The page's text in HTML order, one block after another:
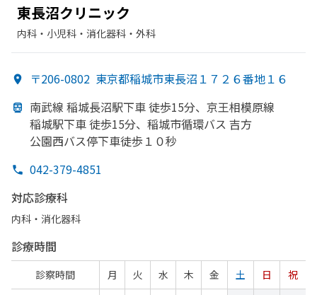
東長沼クリニック
内科・​小児科・​消化器科・​外科
〒206-0802 東京都稲城市東長沼１７２６番地１６
南武線 稲城長沼駅下車 徒歩15分、 京王相模原線
稲城駅下車 徒歩15分、 稲城市循環バス 吉方
公園西バス停下車徒歩１０秒
042-379-4851
対応診療科
内科・​消化器科
診療時間
診察時間 月 火 水 木 金 土 日
祝